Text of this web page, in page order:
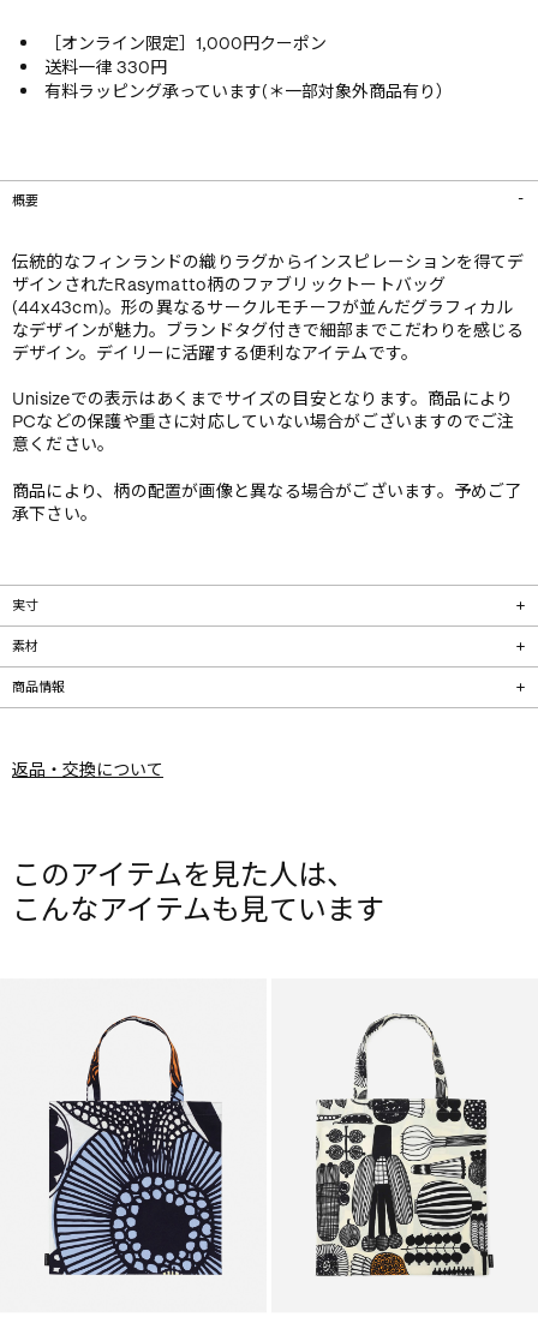
［オンライン限定］1,000円クーポン
送料一律 330円
有料ラッピング承っています(＊一部対象外商品有り）
概要
伝統的なフィンランドの織りラグからインスピレーションを得てデ
ザインされたRasymatto柄のファブリックトートバッグ
(44x43cm)。形の異なるサークルモチーフが並んだグラフィカル
なデザインが魅力。ブランドタグ付きで細部までこだわりを感じる
デザイン。デイリーに活躍する便利なアイテムです。
Unisizeでの表示はあくまでサイズの目安となります。商品により
PCなどの保護や重さに対応していない場合がございますのでご注
意ください。
商品により、柄の配置が画像と異なる場合がございます。予めご了
承下さい。
実寸
素材
商品情報
返品・交換について
このアイテムを見た人は、
こんなアイテムも見ています